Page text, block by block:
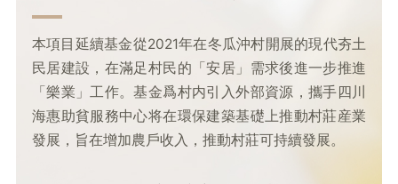
本項目延續基金從2021年在冬瓜沖村開展的現代夯土
民居建設，在滿足村民的「安居」需求後進一步推進
「樂業」工作。基金爲村内引入外部資源，攜手四川
海惠助貧服務中心将在環保建築基礎上推動村莊産業
發展，旨在增加農戶收入，推動村莊可持續發展。